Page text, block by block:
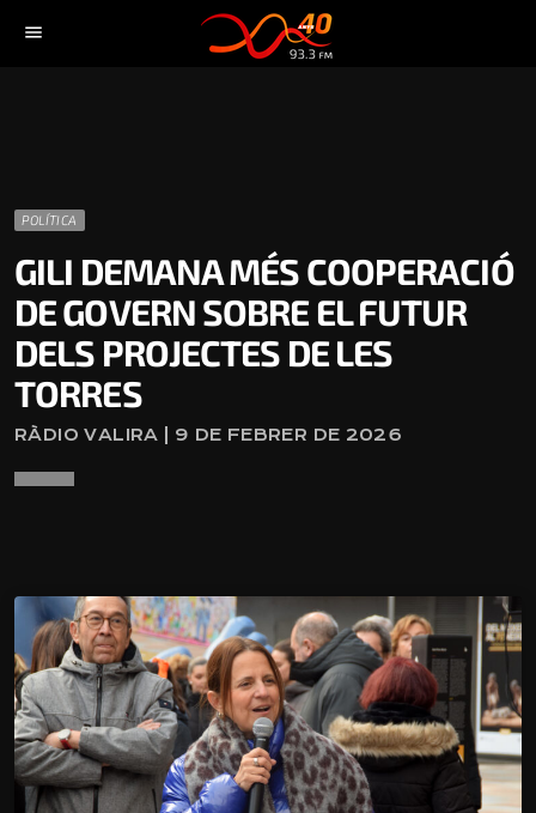
menu
POLÍTICA
GILI DEMANA MÉS COOPERACIÓ
DE GOVERN SOBRE EL FUTUR
DELS PROJECTES DE LES
TORRES
RÀDIO VALIRA | 9 DE FEBRER DE 2026